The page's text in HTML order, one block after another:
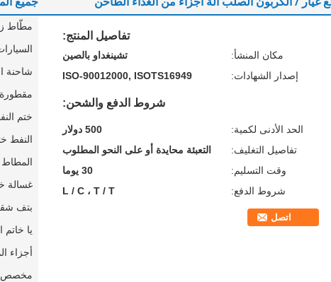
مطّاط
شاحنة
مقطورة
ختم
النفط
المطاط
غسالة
بتف
يا خاتم
أجزاء
مخصص
تفاصيل المنتج:
مكان المنشأ:
تشينغداو بالصين
إصدار الشهادات:
ISO-90012000, ISOTS16949
شروط الدفع والشحن:
الحد الأدنى لكمية:
500 دولار
تفاصيل التغليف:
التعبئة محايدة أو على النحو المطلوب
وقت التسليم:
30 يوما
شروط الدفع:
L / C ، T / T
اتصل